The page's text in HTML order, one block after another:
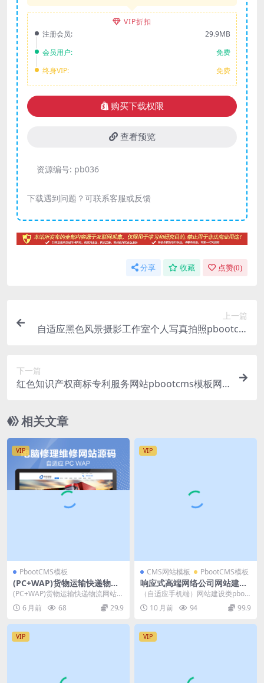
VIP折扣
注册会员:
29.9MB
会员用户:
免费
终身VIP:
免费
购买下载权限
查看预览
资源编号: pb036
下载遇到问题？可联系客服或反馈
分享 收藏 点赞(0)
上一篇
自适应黑色风景摄影工作室个人写真拍照pbootcm
下一篇
红色知识产权商标专利服务网站pbootcms模板网
相关文章
VIP
PbootCMS模板
(PC+WAP)货物运输快递物流
汽车贸易pbootcms网站模板
源码下载
(PC+WAP)货物运输快递物流网站p
bootcms模板 汽车贸易网站源码下
载 ...6 月前 68 29.9
VIP
CMS网站模板 PbootCMS模板
响应式高端网络公司网站建设
pbootcms模板网站源码下载
（自适应手机端）网站建设类pboot
cms模板 响应式高端网络公司网站
源码下载 ...
10 月前 94 99.9
VIP VIP